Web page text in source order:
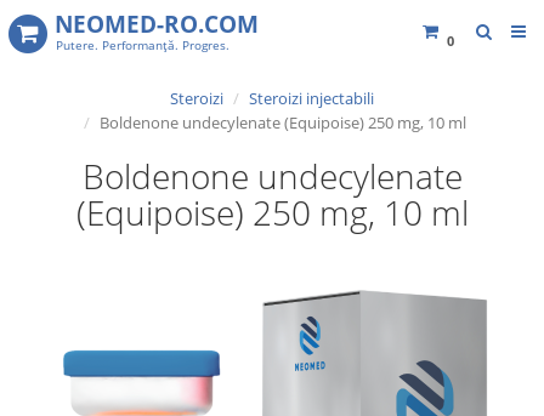
0
NEOMED-RO.COM
Putere. Performanţă. Progres.
Steroizi
Steroizi injectabili​
Boldenone undecylenate (Equipoise) 250 mg, 10 ml
Boldenone undecylenate
(Equipoise) 250 mg, 10 ml